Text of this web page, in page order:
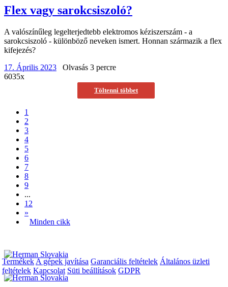
Flex vagy sarokcsiszoló?
A valószínűleg legelterjedtebb elektromos kéziszerszám - a
sarokcsiszoló - különböző neveken ismert. Honnan származik a flex
kifejezés?
17. Április 2023
Olvasás 3 percre
6035x
Töltenni többet
1
2
3
4
5
6
7
8
9
...
12
»
Minden cikk
Termékek A gépek javítása Garanciális feltételek Általános üzleti
feltételek Kapcsolat Süti beállítások GDPR